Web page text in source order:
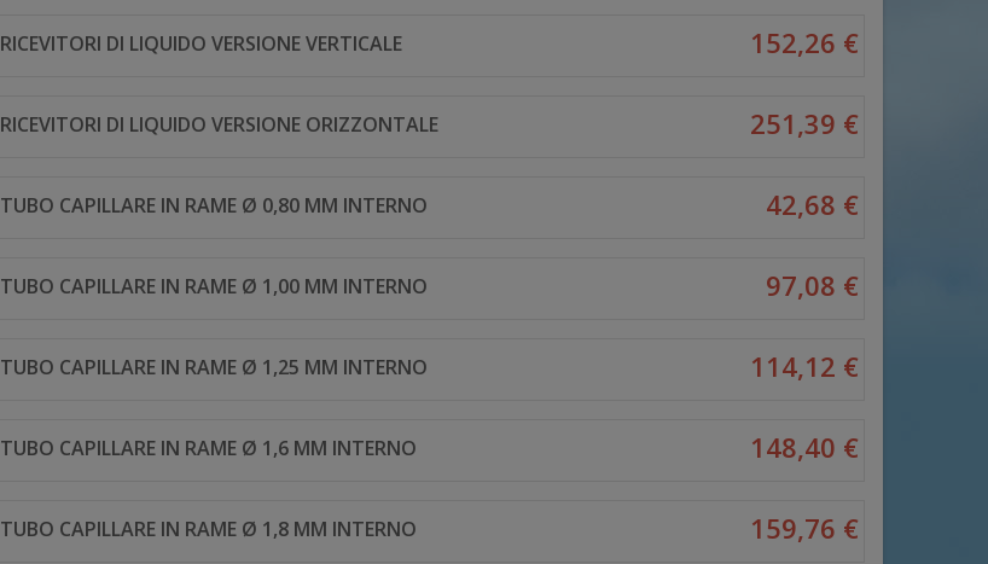
RICEVITORI DI LIQUIDO VERSIONE VERTICALE 152,26 €
RICEVITORI DI LIQUIDO VERSIONE ORIZZONTALE 251,39 €
TUBO CAPILLARE IN RAME Ø 0,80 MM INTERNO 42,68 €
TUBO CAPILLARE IN RAME Ø 1,00 MM INTERNO 97,08 €
TUBO CAPILLARE IN RAME Ø 1,25 MM INTERNO 114,12 €
TUBO CAPILLARE IN RAME Ø 1,6 MM INTERNO 148,40 €
TUBO CAPILLARE IN RAME Ø 1,8 MM INTERNO 159,76 €